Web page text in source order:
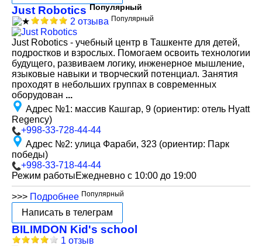
Just Robotics Популярный
2 отзыва Популярный
Just Robotics - учебный центр в Ташкенте для детей,
подростков и взрослых. Помогаем освоить технологии
будущего, развиваем логику, инженерное мышление,
языковые навыки и творческий потенциал. Занятия
проходят в небольших группах в современных
оборудован ...
Адрес №1: массив Кашгар, 9 (ориентир: отель Hyatt
Regency)
+998-33-728-44-44
Адрес №2: улица Фараби, 323 (ориентир: Парк
победы)
+998-33-718-44-44
Режим работыЕжедневно с 10:00 до 19:00
>>> Подробнее Популярный
Написать в телеграм
BILIMDON Kid's school
1 отзыв